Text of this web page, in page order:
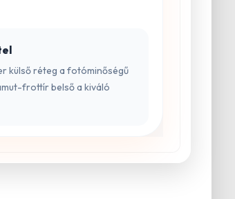
külső réteg a fotóminőségű
frottír belső a kiváló